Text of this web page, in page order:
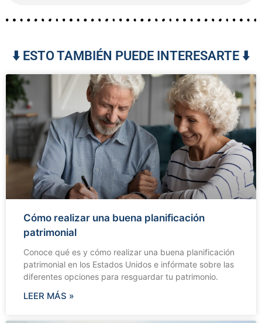
⬇️ ESTO TAMBIÉN PUEDE INTERESARTE ⬇️
Cómo realizar una buena planificación
patrimonial
Conoce qué es y cómo realizar una buena planificación
patrimonial en los Estados Unidos e infórmate sobre las
diferentes opciones para resguardar tu patrimonio.
LEER MÁS »